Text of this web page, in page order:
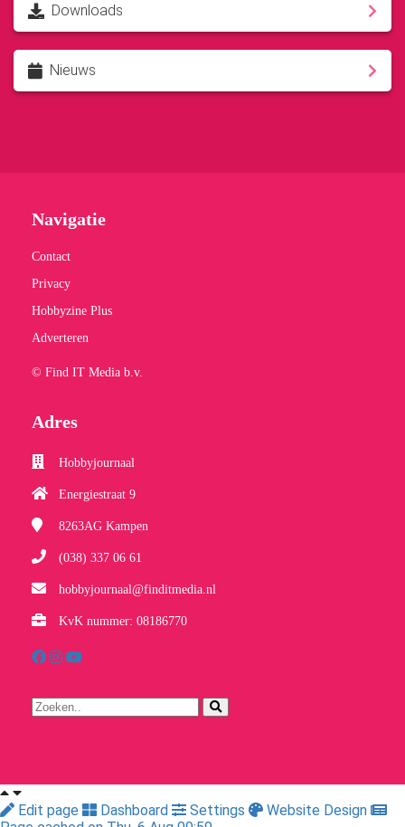
Downloads
Nieuws
Navigatie
Contact
Privacy
Hobbyzine Plus
Adverteren
© Find IT Media b.v.
Adres
Hobbyjournaal
Energiestraat 9
8263AG Kampen
(038) 337 06 61
hobbyjournaal@finditmedia.nl
KvK nummer: 08186770
Edit page Dashboard Settings
Website Design